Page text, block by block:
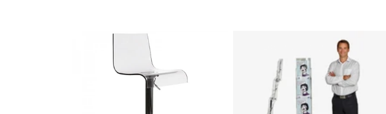
Login om prijs te zien Login om prijs te zien